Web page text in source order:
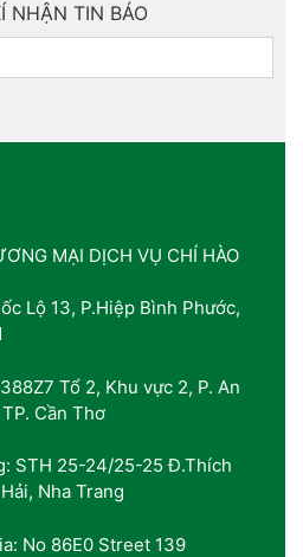
NHẬN TIN BÁO
MẠI DỊCH VỤ CHÍ HÀO
Lộ 13, P.Hiệp Bình Phước,
Tổ 2, Khu vực 2, P. An
Cần Thơ
STH 25-24/25-25 Đ.Thích
Nha Trang
No 86E0 Street 139